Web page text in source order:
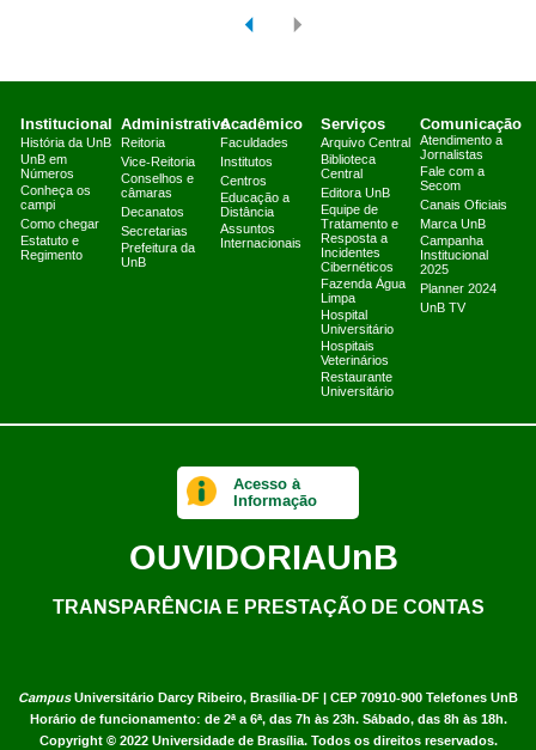
Institucional
História da UnB
UnB em
Números
Conheça os
campi
Como chegar
Estatuto e
Regimento
Administrativo
Reitoria
Vice-Reitoria
Conselhos e
câmaras
Decanatos
Secretarias
Prefeitura da
UnB
Acadêmico
Faculdades
Institutos
Centros
Educação a
Distância
Assuntos
Internacionais
Serviços
Arquivo Central
Biblioteca
Central
Editora UnB
Equipe de
Tratamento e
Resposta a
Incidentes
Cibernéticos
Fazenda Água
Limpa
Hospital
Universitário
Hospitais
Veterinários
Restaurante
Universitário
Comunicação
Atendimento a
Jornalistas
Fale com a
Secom
Canais Oficiais
Marca UnB
Campanha
Institucional
2025
Planner 2024
UnB TV
CampusUniversitário Darcy Ribeiro, Brasília-DF | CEP 70910-900 Telefones UnB
Horário de funcionamento: de 2ª a 6ª, das 7h às 23h. Sábado, das 8h às 18h.
Copyright © 2022 Universidade de Brasília. Todos os direitos reservados.
Acesso à
Informação
OUVIDORIAUnB
TRANSPARÊNCIA E PRESTAÇÃO DE CONTAS